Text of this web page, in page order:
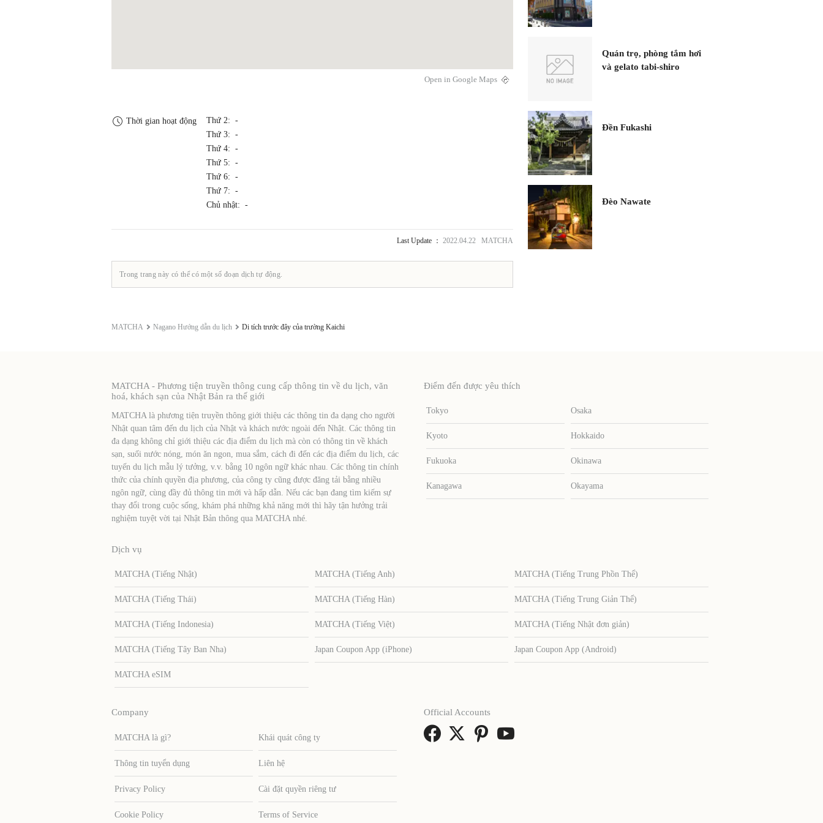
Open in Google Maps
Thời gian hoạt động
Thứ 2: -
Thứ 3: -
Thứ 4: -
Thứ 5: -
Thứ 6: -
Thứ 7: -
Chủ nhật: -
Last Update ： 2022.04.22 MATCHA
Trong trang này có thể có một số đoạn dịch tự động.
Quán trọ, phòng tắm hơi
và gelato tabi-shiro
Đền Fukashi
Đèo Nawate
MATCHA Nagano Hướng dẫn du lịch Di tích trước đây của trường Kaichi
MATCHA - Phương tiện truyền thông cung cấp thông tin về du lịch, văn
hoá, khách sạn của Nhật Bản ra thế giới
MATCHA là phương tiện truyền thông giới thiệu các thông tin đa dạng cho người
Nhật quan tâm đến du lịch của Nhật và khách nước ngoài đến Nhật. Các thông tin
đa dạng không chỉ giới thiệu các địa điểm du lịch mà còn có thông tin về khách
sạn, suối nước nóng, món ăn ngon, mua sắm, cách đi đến các địa điểm du lịch, các
tuyến du lịch mẫu lý tưởng, v.v. bằng 10 ngôn ngữ khác nhau. Các thông tin chính
thức của chính quyền địa phương, của công ty cũng được đăng tải bằng nhiều
ngôn ngữ, cùng đầy đủ thông tin mới và hấp dẫn. Nếu các bạn đang tìm kiếm sự
thay đổi trong cuộc sống, khám phá những khả năng mới thì hãy tận hưởng trải
nghiệm tuyệt vời tại Nhật Bản thông qua MATCHA nhé.
Điểm đến được yêu thích
Tokyo Osaka
Kyoto Hokkaido
Fukuoka Okinawa
Kanagawa Okayama
Dịch vụ
MATCHA (Tiếng Nhật) MATCHA (Tiếng Anh) MATCHA (Tiếng Trung Phồn Thể)
MATCHA (Tiếng Thái) MATCHA (Tiếng Hàn) MATCHA (Tiếng Trung Giản Thể)
MATCHA (Tiếng Indonesia) MATCHA (Tiếng Việt) MATCHA (Tiếng Nhật đơn giản)
MATCHA (Tiếng Tây Ban Nha) Japan Coupon App (iPhone) Japan Coupon App (Android)
MATCHA eSIM
Company
MATCHA là gì? Khái quát công ty
Thông tin tuyển dụng Liên hệ
Privacy Policy Cài đặt quyền riêng tư
Cookie Policy Terms of Service
Official Accounts